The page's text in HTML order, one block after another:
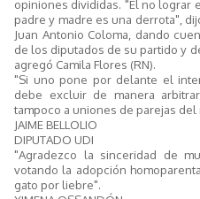
opiniones divididas. "El no lograr
padre y madre es una derrota",
Juan Antonio Coloma, dando
de los diputados de su partido y
agregó Camila Flores (RN).
"Si uno pone por delante el
debe excluir de manera
tampoco a uniones de parejas del
JAIME BELLOLIO
DIPUTADO UDI
"Agradezco la sinceridad de
votando la adopción
gato por liebre".